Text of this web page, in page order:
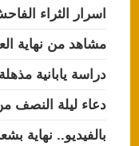
اسرار الثراء
مشاهد من نهاية
دراسة يابانية
دعاء ليلة النصف
بالفيديو.. نهاية